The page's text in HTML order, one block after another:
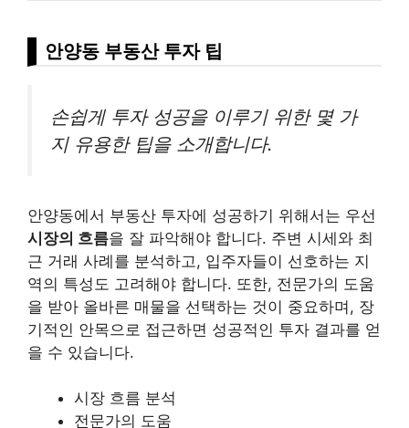
안양동 부동산 투자 팁
손쉽게 투자 성공을 이루기 위한 몇 가
지 유용한 팁을 소개합니다.
안양동에서 부동산 투자에 성공하기 위해서는 우선
시장의 흐름을 잘 파악해야 합니다. 주변 시세와 최
근 거래 사례를 분석하고, 입주자들이 선호하는 지
역의 특성도 고려해야 합니다. 또한, 전문가의 도움
을 받아 올바른 매물을 선택하는 것이 중요하며, 장
기적인 안목으로 접근하면 성공적인 투자 결과를 얻
을 수 있습니다.
시장 흐름 분석
전문가의 도움